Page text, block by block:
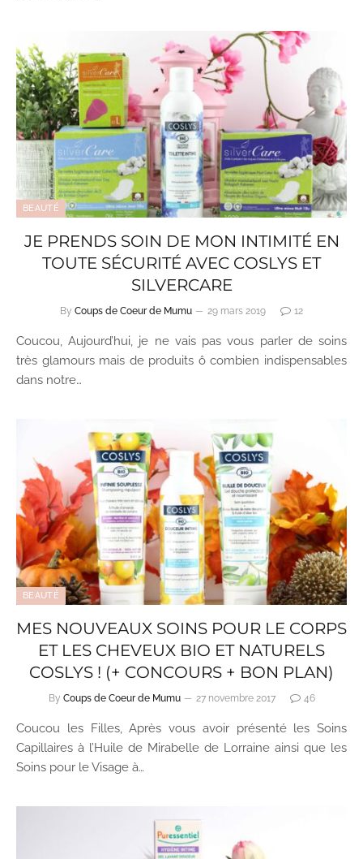
BEAUTÉ
JE PRENDS SOIN DE MON INTIMITÉ EN
TOUTE SÉCURITÉ AVEC COSLYS ET
SILVERCARE
By Coups de Coeur de Mumu 29 mars 2019 12
Coucou, Aujourd’hui, je ne vais pas vous parler de soins
très glamours mais de produits ô combien indispensables
dans notre…
BEAUTÉ
MES NOUVEAUX SOINS POUR LE CORPS
ET LES CHEVEUX BIO ET NATURELS
COSLYS ! (+ CONCOURS + BON PLAN)
By Coups de Coeur de Mumu 27 novembre 2017 46
Coucou les Filles, Après vous avoir présenté les Soins
Capillaires à l’Huile de Mirabelle de Lorraine ainsi que les
Soins pour le Visage à…